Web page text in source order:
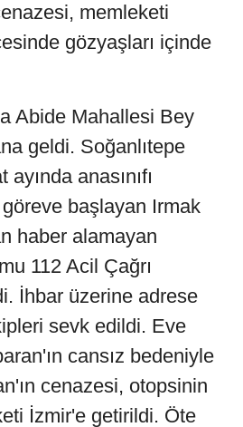
memleketi
gözyaşları içinde
Abide Mahallesi Bey
geldi. Soğanlıtepe
anasınıfı
başlayan Irmak
haber alamayan
112 Acil Çağrı
İhbar üzerine adrese
sevk edildi. Eve
cansız bedeniyle
cenazesi, otopsinin
İzmir'e getirildi. Öte